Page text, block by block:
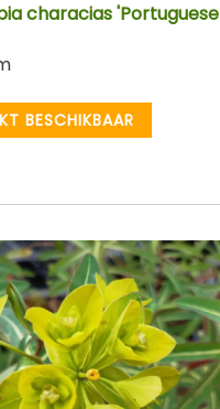
characias 'Portuguese
BESCHIKBAAR